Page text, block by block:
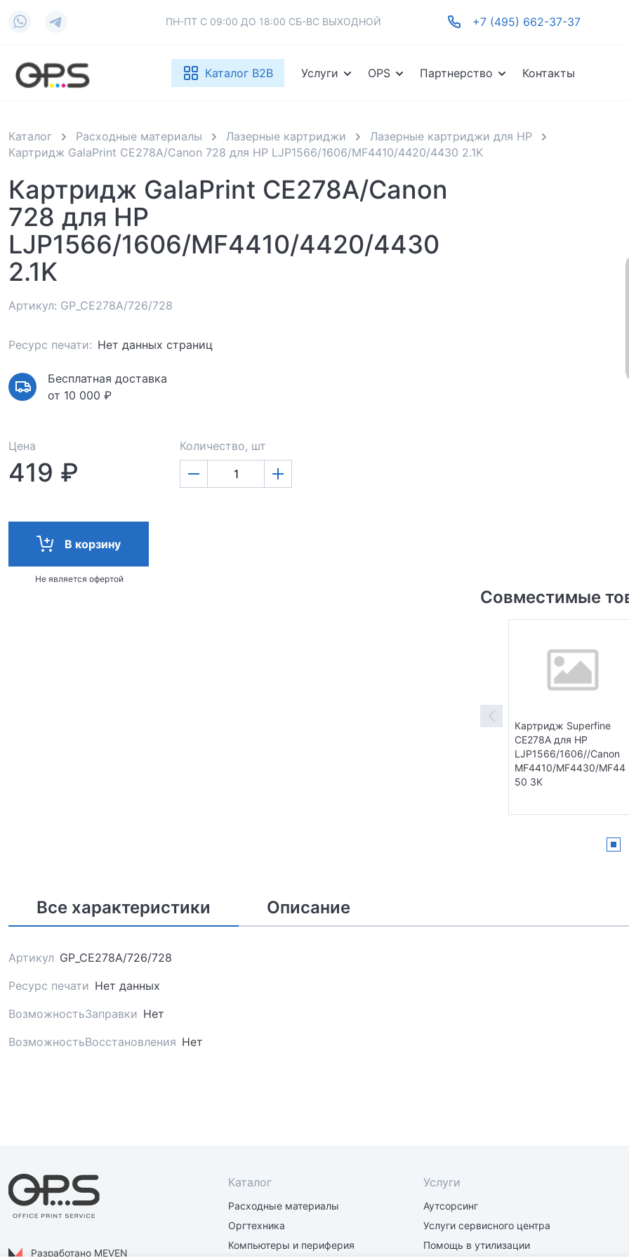
ПН-ПТ С 09:00 ДО 18:00 СБ-ВС ВЫХОДНОЙ +7 (495) 662-37-37
Каталог B2B Услуги OPS Партнерство Контакты
Каталог Расходные материалы Лазерные картриджи
Лазерные картриджи для HP
Картридж GalaPrint CE278A/Canon 728 для HP LJP1566/1606/MF4410/4420/4430 2.1K
Картридж GalaPrint CE278A/Canon
728 для HP
LJP1566/1606/MF4410/4420/4430
2.1K
Артикул: GP_CE278A/726/728
Ресурс печати: Нет данных страниц
Бесплатная доставка
от 10 000 ₽
Цена
419 ₽
Количество, шт
В корзину
Не является офертой
Совместимые
Картридж Superfine
CE278A для HP
LJP1566/1606//Canon
MF4410/MF4430/MF44
50 3K
Все характеристики Описание
Артикул GP_CE278A/726/728
Ресурс печати Нет данных
ВозможностьЗаправки Нет
ВозможностьВосстановления Нет
Разработано MEVEN
Каталог
Расходные материалы
Оргтехника
Компьютеры и периферия
Услуги
Аутсорсинг
Услуги сервисного центра
Помощь в утилизации